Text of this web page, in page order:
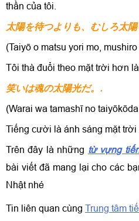
thần của tôi.
太陽を待つよりも、むしろ太
(Taiyō o matsu yori mo,
Tôi thà đuổi theo mặt trời hơn
笑いは魂の太陽光だ。.
(Warai wa tamashī no
Tiếng cười là ánh sáng mặt trời
Trên đây là những từ vựng
bài viết đã mang lại cho các
Nhật nhé
Tin liên quan cùng Trung tâm